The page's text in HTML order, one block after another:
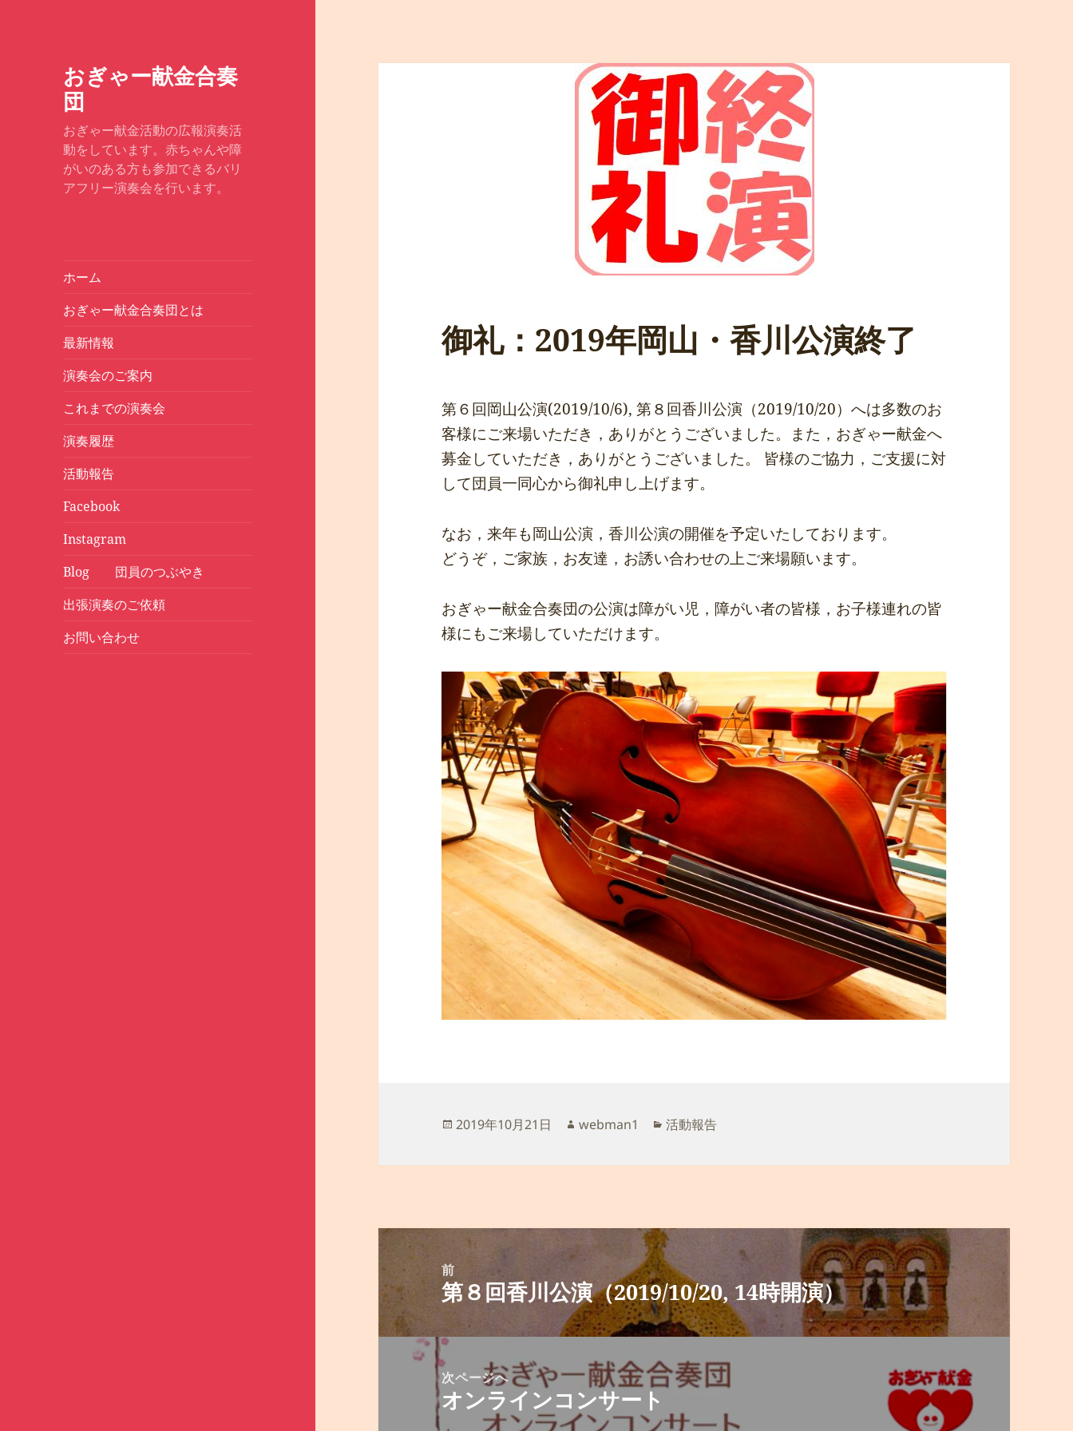
おぎゃー献金合奏
団
おぎゃー献金活動の広報演奏活
動をしています。赤ちゃんや障
がいのある方も参加できるバリ
アフリー演奏会を行います。
ホーム
おぎゃー献金合奏団とは
最新情報
演奏会のご案内
これまでの演奏会
演奏履歴
活動報告
Facebook
Instagram
Blog 団員のつぶやき
出張演奏のご依頼
お問い合わせ
御礼：2019年岡山・香川公演終了
第６回岡山公演(2019/10/6), 第８回香川公演（2019/10/20）へは多数のお
客様にご来場いただき，ありがとうございました。また，おぎゃー献金へ
募金していただき，ありがとうございました。 皆様のご協力，ご支援に対
して団員一同心から御礼申し上げます。
なお，来年も岡山公演，香川公演の開催を予定いたしております。
どうぞ，ご家族，お友達，お誘い合わせの上ご来場願います。
おぎゃー献金合奏団の公演は障がい児，障がい者の皆様，お子様連れの皆
様にもご来場していただけます。
投
日:
2019年10月21日
作
者
webman1
カ
ゴ
活動報告
投
稿
ナ
ゲ
前
前
投
稿:
第８回香川公演（2019/10/20, 14時開演）
次ページへ
次
オンラインコンサート